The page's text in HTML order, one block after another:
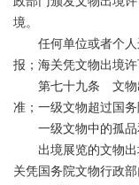
境。
任何单位或者个人
报；海关凭文物出境许
第七十九条 文物出
准；一级文物超过国
一级文物中的孤品
出境展览的文物出
关凭国务院文物行政